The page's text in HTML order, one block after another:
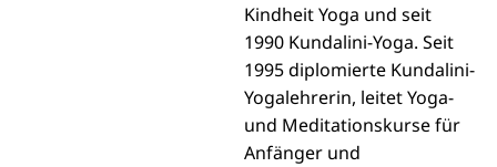
Kindheit Yoga und seit
1990 Kundalini-Yoga. Seit
1995 diplomierte Kundalini-
Yogalehrerin, leitet Yoga-
und Meditationskurse für
Anfänger und